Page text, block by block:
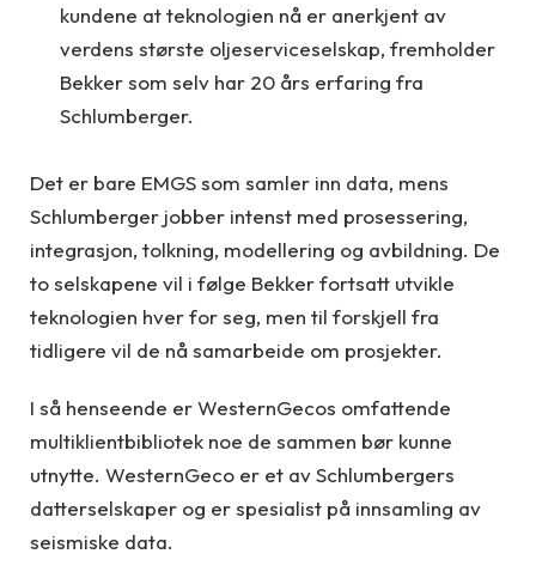
kundene at teknologien nå er anerkjent av
verdens største oljeserviceselskap, fremholder
Bekker som selv har 20 års erfaring fra
Schlumberger.
Det er bare EMGS som samler inn data, mens
Schlumberger jobber intenst med prosessering,
integrasjon, tolkning, modellering og avbildning. De
to selskapene vil i følge Bekker fortsatt utvikle
teknologien hver for seg, men til forskjell fra
tidligere vil de nå samarbeide om prosjekter.
I så henseende er WesternGecos omfattende
multiklientbibliotek noe de sammen bør kunne
utnytte. WesternGeco er et av Schlumbergers
datterselskaper og er spesialist på innsamling av
seismiske data.